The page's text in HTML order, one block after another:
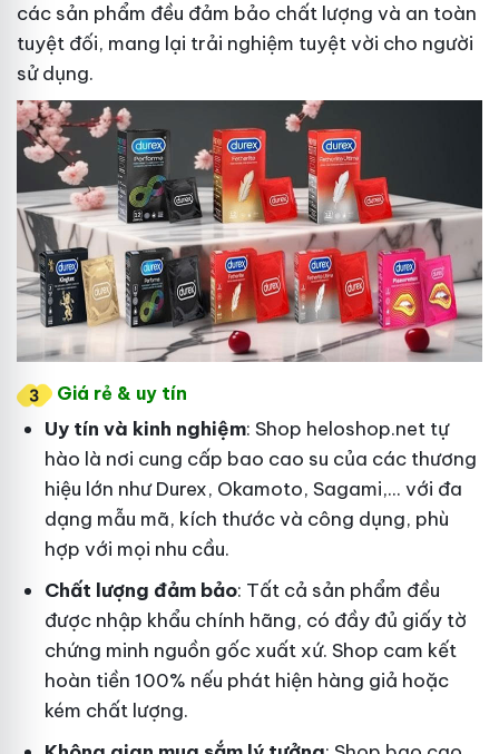
các sản phẩm đều đảm bảo chất lượng và an toàn
tuyệt đối, mang lại trải nghiệm tuyệt vời cho người
sử dụng.
Giá rẻ & uy tín
Uy tín và kinh nghiệm: Shop heloshop.net tự
hào là nơi cung cấp bao cao su của các thương
hiệu lớn như Durex, Okamoto, Sagami,... với đa
dạng mẫu mã, kích thước và công dụng, phù
hợp với mọi nhu cầu.
Chất lượng đảm bảo: Tất cả sản phẩm đều
được nhập khẩu chính hãng, có đầy đủ giấy tờ
chứng minh nguồn gốc xuất xứ. Shop cam kết
hoàn tiền 100% nếu phát hiện hàng giả hoặc
kém chất lượng.